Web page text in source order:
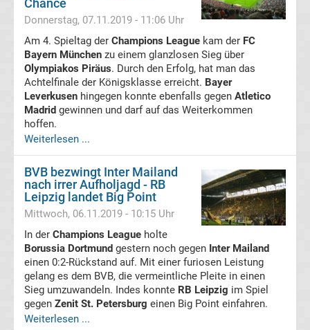
Fußballklubs
Champions
League
Alle
Trainer
Champions
League
Champions
League
Chance
Donnerstag, 07.11.2019 - 11:06 Uhr
Am 4. Spieltag der Champions League kam der FC
Bayern München zu einem glanzlosen Sieg über
Olympiakos Piräus. Durch den Erfolg, hat man das
Achtelfinale der Königsklasse erreicht. Bayer
Leverkusen hingegen konnte ebenfalls gegen Atletico
Madrid gewinnen und darf auf das Weiterkommen
hoffen.
Weiterlesen ...
BVB bezwingt Inter Mailand
nach irrer Aufholjagd - RB
Leipzig landet Big Point
Mittwoch, 06.11.2019 - 10:15 Uhr
In der Champions League holte
Borussia Dortmund gestern noch gegen Inter Mailand
einen 0:2-Rückstand auf. Mit einer furiosen Leistung
gelang es dem BVB, die vermeintliche Pleite in einen
Sieg umzuwandeln. Indes konnte RB Leipzig im Spiel
gegen Zenit St. Petersburg einen Big Point einfahren.
Weiterlesen ...